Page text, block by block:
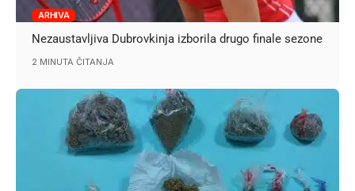
ARHIVA
Nezaustavljiva Dubrovkinja izborila drugo finale sezone
2 MINUTA ČITANJA